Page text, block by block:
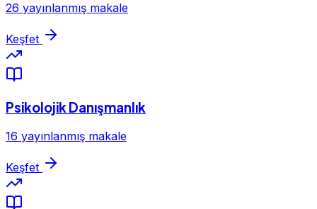
26 yayınlanmış makale
Keşfet
Psikolojik Danışmanlık
16 yayınlanmış makale
Keşfet